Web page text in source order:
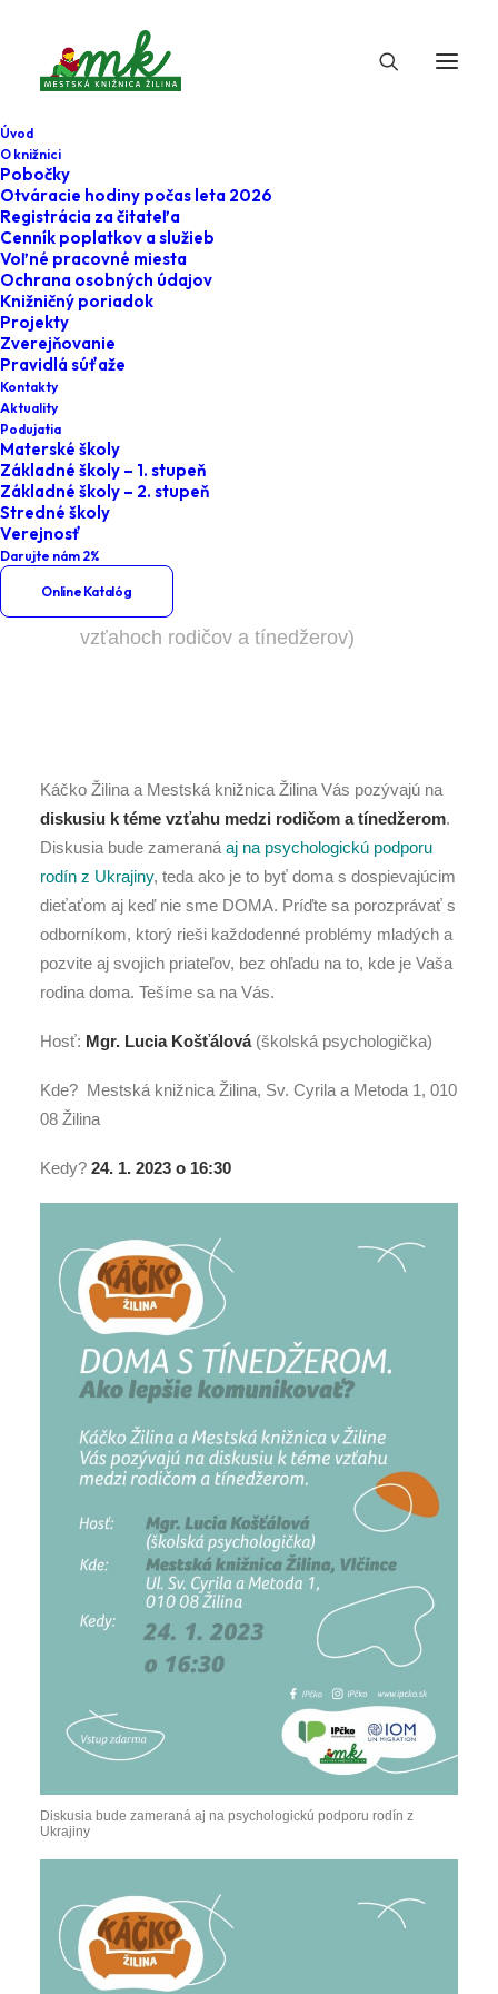
Úvod
O knižnici
Pobočky
Otváracie hodiny počas leta 2026
Registrácia za čitateľa
Cenník poplatkov a služieb
Voľné pracovné miesta
Ochrana osobných údajov
Knižničný poriadok
Projekty
Zverejňovanie
Pravidlá súťaže
Kontakty
Aktuality
Podujatia
Materské školy
Základné školy – 1. stupeň
Základné školy – 2. stupeň
Stredné školy
Verejnosť
Darujte nám 2%
Online Katalóg
Doma s tínedžerom
vzťahoch rodičov a
tínedžerov)
Home
Podujatia
Doma s tínedžerom (diskusia o
vzťahoch rodičov a tínedžerov)
Káčko Žilina a Mestská knižnica Žilina Vás pozývajú na
diskusiu k téme vzťahu medzi rodičom a tínedžerom.
Diskusia bude zameraná aj na psychologickú podporu
rodín z Ukrajiny, teda ako je to byť doma s dospievajúcim
dieťaťom aj keď nie sme DOMA. Príďte sa porozprávať s
odborníkom, ktorý rieši každodenné problémy mladých a
pozvite aj svojich priateľov, bez ohľadu na to, kde je Vaša
rodina doma. Tešíme sa na Vás.
Hosť: Mgr. Lucia Košťálová(školská psychologička)
Kde? Mestská knižnica Žilina, Sv. Cyrila a Metoda 1, 010
08 Žilina
Kedy? 24. 1. 2023 o 16:30
Diskusia bude zameraná aj na psychologickú podporu rodín z
Ukrajiny